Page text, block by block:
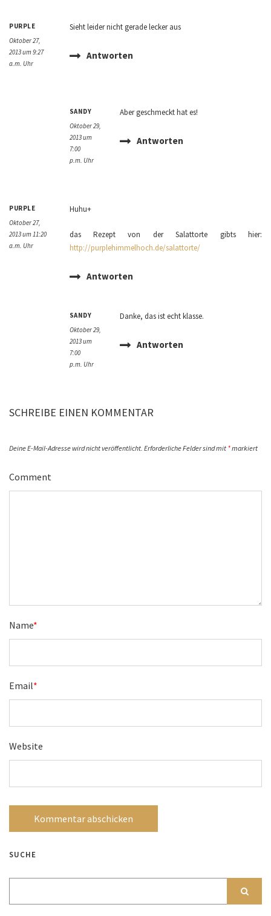
PURPLE
Oktober 27,
2013 um 9:27
a.m. Uhr
Sieht leider nicht gerade lecker aus
Antworten
SANDY
Oktober 29,
2013 um
7:00
p.m. Uhr
Aber geschmeckt hat es!
Antworten
PURPLE
Oktober 27,
2013 um 11:20
a.m. Uhr
Huhu+
das Rezept von der Salattorte gibts hier:
http://purplehimmelhoch.de/salattorte/
Antworten
SANDY
Oktober 29,
2013 um
7:00
p.m. Uhr
Danke, das ist echt klasse.
Antworten
SCHREIBE EINEN KOMMENTAR
Deine E-Mail-Adresse wird nicht veröffentlicht. Erforderliche Felder sind mit *markiert
Comment
Name*
Email*
Website
SUCHE